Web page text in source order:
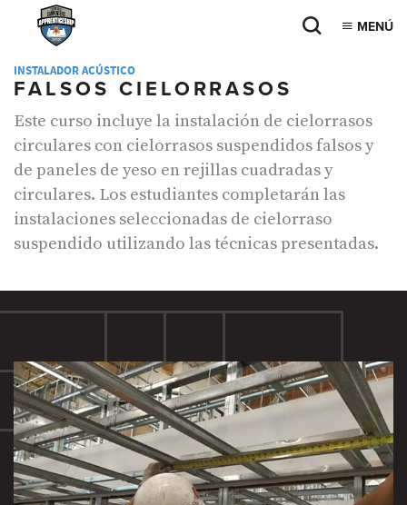
MENÚ
INSTALADOR ACÚSTICO
FALSOS CIELORRASOS
Este curso incluye la instalación de cielorrasos
circulares con cielorrasos suspendidos falsos y
de paneles de yeso en rejillas cuadradas y
circulares. Los estudiantes completarán las
instalaciones seleccionadas de cielorraso
suspendido utilizando las técnicas presentadas.